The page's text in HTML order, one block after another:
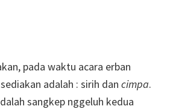
pada waktu acara erban
adalah : sirih dan cimpa.
sangkep nggeluh kedua